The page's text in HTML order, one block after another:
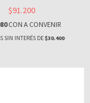
$91.200
CON A CONVENIR
SIN INTERÉS DE$30.400